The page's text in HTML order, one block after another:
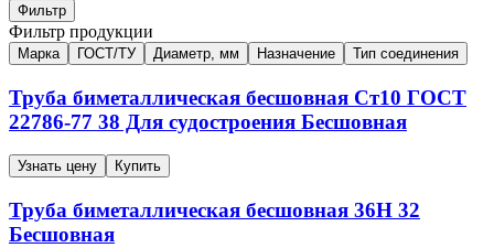
Фильтр
Фильтр продукции
Марка ГОСТ/ТУ Диаметр, мм Назначение Тип соединения
Труба биметаллическая бесшовная Ст10 ГОСТ
22786-77 38 Для судостроения Бесшовная
Узнать цену Купить
Труба биметаллическая бесшовная 36Н 32
Бесшовная